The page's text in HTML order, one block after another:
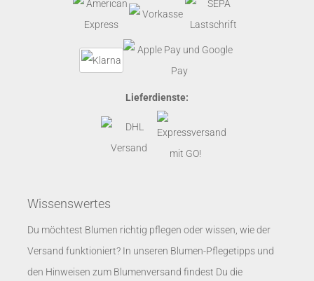
Lieferdienste:
Wissenswertes
Du möchtest Blumen richtig pflegen oder wissen, wie der
Versand funktioniert? In unseren Blumen-Pflegetipps und
den Hinweisen zum Blumenversand findest Du die